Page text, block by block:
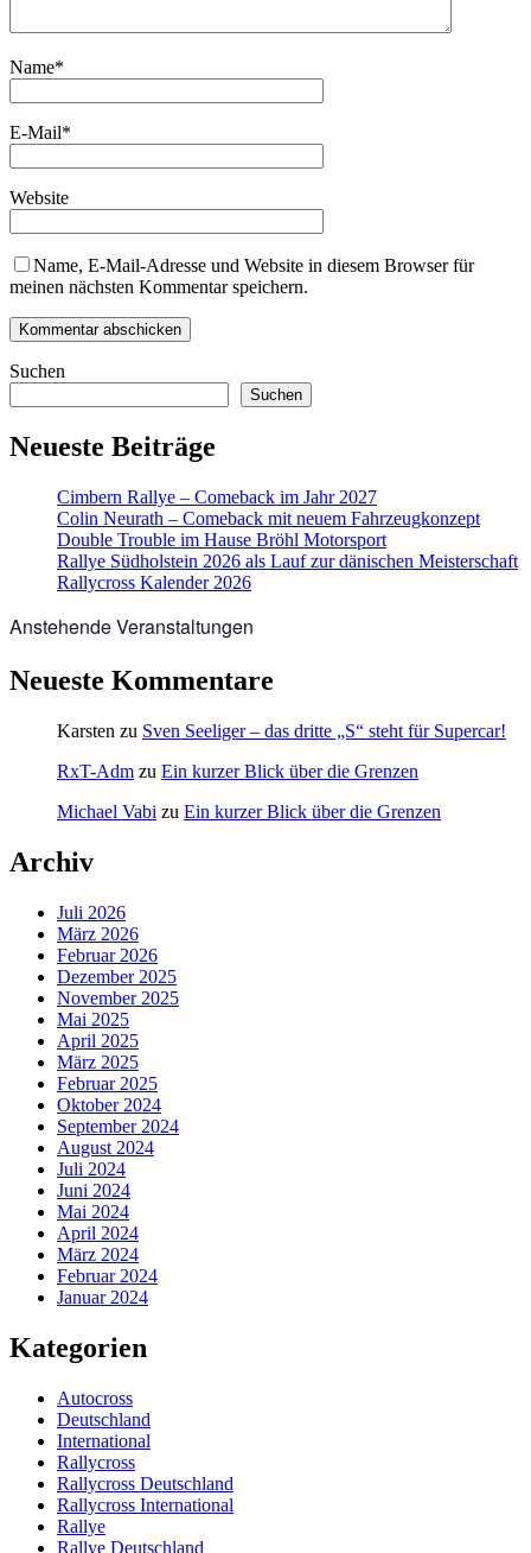
Name*
E-Mail*
Website
Name, E-Mail-Adresse und Website in diesem Browser für
meinen nächsten Kommentar speichern.
Suchen
Suchen
Neueste Beiträge
Cimbern Rallye – Comeback im Jahr 2027
Colin Neurath – Comeback mit neuem Fahrzeugkonzept
Double Trouble im Hause Bröhl Motorsport
Rallye Südholstein 2026 als Lauf zur dänischen Meisterschaft
Rallycross Kalender 2026
Anstehende Veranstaltungen
Neueste Kommentare
Karsten zu Sven Seeliger – das dritte „S“ steht für Supercar!
RxT-Adm zu Ein kurzer Blick über die Grenzen
Michael Vabi zu Ein kurzer Blick über die Grenzen
Archiv
Juli 2026
März 2026
Februar 2026
Dezember 2025
November 2025
Mai 2025
April 2025
März 2025
Februar 2025
Oktober 2024
September 2024
August 2024
Juli 2024
Juni 2024
Mai 2024
April 2024
März 2024
Februar 2024
Januar 2024
Kategorien
Autocross
Deutschland
International
Rallycross
Rallycross Deutschland
Rallycross International
Rallye
Rallye Deutschland